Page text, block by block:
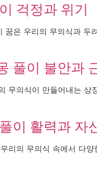
걱정과 위기
꿈은 우리의 무의식과
풀이 불안과
무의식이 만들어내는
이 활력과 자
리의 무의식 속에서 다